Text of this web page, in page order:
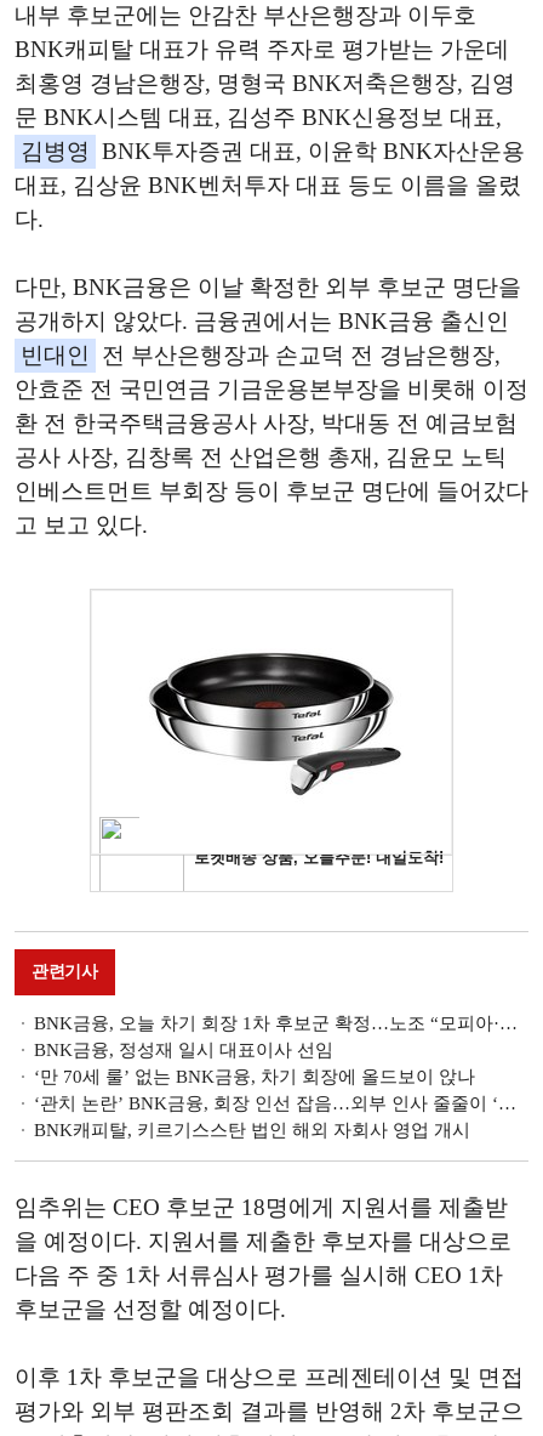
내부 후보군에는 안감찬 부산은행장과 이두호
BNK캐피탈 대표가 유력 주자로 평가받는 가운데
최홍영 경남은행장, 명형국 BNK저축은행장, 김영
문 BNK시스템 대표, 김성주 BNK신용정보 대표,
김병영
BNK투자증권 대표, 이윤학 BNK자산운용
대표, 김상윤 BNK벤처투자 대표 등도 이름을 올렸
다.
다만, BNK금융은 이날 확정한 외부 후보군 명단을
공개하지 않았다. 금융권에서는 BNK금융 출신인
빈대인
전 부산은행장과 손교덕 전 경남은행장,
안효준 전 국민연금 기금운용본부장을 비롯해 이정
환 전 한국주택금융공사 사장, 박대동 전 예금보험
공사 사장, 김창록 전 산업은행 총재, 김윤모 노틱
인베스트먼트 부회장 등이 후보군 명단에 들어갔다
고 보고 있다.
관련기사
BNK금융, 오늘 차기 회장 1차 후보군 확정…노조 “모피아·낙하산 저지할 것”
BNK금융, 정성재 일시 대표이사 선임
‘만 70세 룰’ 없는 BNK금융, 차기 회장에 올드보이 앉나
‘관치 논란’ BNK금융, 회장 인선 잡음…외부 인사 줄줄이 ‘손사래’
BNK캐피탈, 키르기스스탄 법인 해외 자회사 영업 개시
임추위는 CEO 후보군 18명에게 지원서를 제출받
을 예정이다. 지원서를 제출한 후보자를 대상으로
다음 주 중 1차 서류심사 평가를 실시해 CEO 1차
후보군을 선정할 예정이다.
이후 1차 후보군을 대상으로 프레젠테이션 및 면접
평가와 외부 평판조회 결과를 반영해 2차 후보군으